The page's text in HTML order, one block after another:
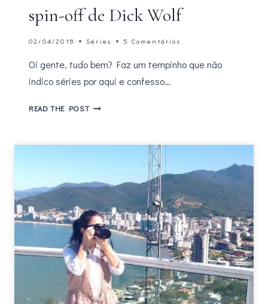
spin-off de Dick Wolf
02/04/2018 Séries 5 Comentários
Oi gente, tudo bem? Faz um tempinho que não
indico séries por aqui e confesso…
READ THE POSTLAW
TRUE
THE
MENENDEZ
MURDERS
NOVO
SPIN-
OFF
DICK
WOLF